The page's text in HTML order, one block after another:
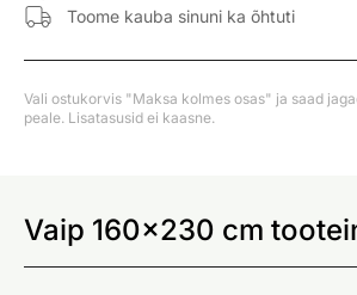
Toome kauba sinuni ka õhtuti
Vali ostukorvis "Maksa kolmes osas" ja saad
peale. Lisatasusid ei kaasne.
Vaip 160x230 cm